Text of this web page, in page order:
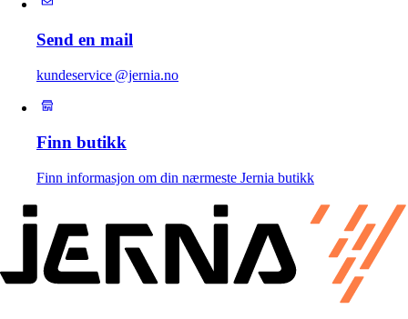
Send en mail
kundeservice @jernia.no
Finn butikk
Finn informasjon om din nærmeste Jernia butikk